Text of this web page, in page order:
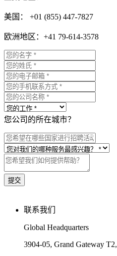
美国： +01 (855) 447-7827
欧洲地区：+41 79-614-3578
您公司的所在城市？
联系我们
Global Headquarters
3904-05, Grand Gateway T2,